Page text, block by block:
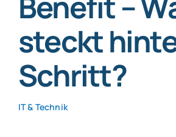
steckt
Schritt?
IT & Technik